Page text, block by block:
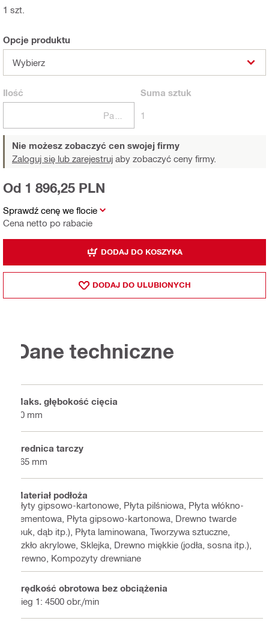
1 szt.
Opcje produktu
Wybierz
Ilość Suma sztuk
1
Nie możesz zobaczyć cen swojej firmy
Zaloguj się lub zarejestruj aby zobaczyć ceny firmy.
Sprawdź cenę we flocie
Cena netto po rabacie
Od 1 896,25 PLN
DODAJ DO KOSZYKA
DODAJ DO ULUBIONYCH
Dane techniczne
Maks. głębokość cięcia
60 mm
Średnica tarczy
165 mm
Materiał podłoża
Płyty gipsowo-kartonowe, Płyta pilśniowa, Płyta włókno-
cementowa, Płyta gipsowo-kartonowa, Drewno twarde
(buk, dąb itp.), Płyta laminowana, Tworzywa sztuczne,
Szkło akrylowe, Sklejka, Drewno miękkie (jodła, sosna itp.),
Drewno, Kompozyty drewniane
Prędkość obrotowa bez obciążenia
Bieg 1: 4500 obr./min